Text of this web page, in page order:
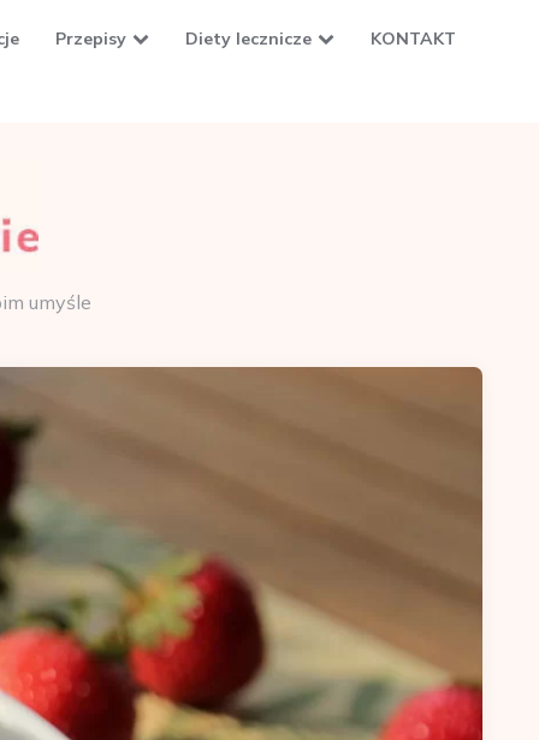
Przepisy Diety lecznicze KONTAKT
umyśle